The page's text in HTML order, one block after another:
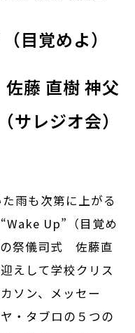
目覚めよ）
藤 直樹 神父
サレジオ会）
雨も次第に上がる
Up”（目覚め
の祭儀司式 佐藤直
えして学校クリス
ソン、メッセー
・タブロの５つの